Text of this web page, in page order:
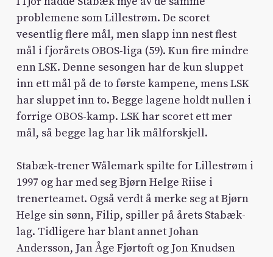
problemene som Lillestrøm. De scoret
vesentlig flere mål, men slapp inn nest flest
mål i fjorårets OBOS-liga (59). Kun fire mindre
enn LSK. Denne sesongen har de kun sluppet
inn ett mål på de to første kampene, mens LSK
har sluppet inn to. Begge lagene holdt nullen i
forrige OBOS-kamp. LSK har scoret ett mer
mål, så begge lag har lik målforskjell.
Stabæk-trener Wålemark spilte for Lillestrøm i
1997 og har med seg Bjørn Helge Riise i
trenerteamet. Også verdt å merke seg at Bjørn
Helge sin sønn, Filip, spiller på årets Stabæk-
lag. Tidligere har blant annet Johan
Andersson, Jan Åge Fjørtoft og Jon Knudsen